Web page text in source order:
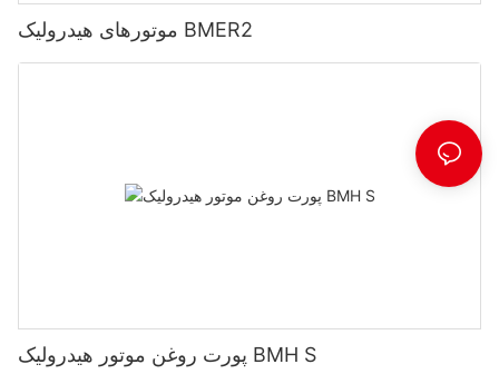
موتورهای هیدرولیک BMER2
پورت روغن موتور هیدرولیک BMH S